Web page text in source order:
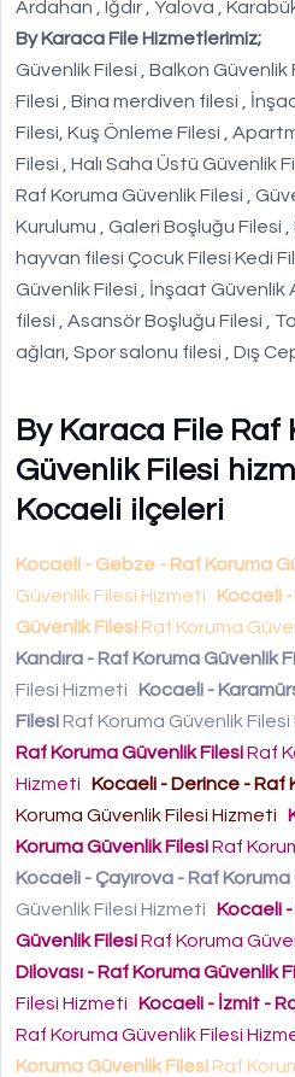
Ardahan , Iğdır , Yalova ,
By Karaca File Hizmetlerimiz;
Güvenlik Filesi , Balkon Güvenlik
Filesi , Bina merdiven filesi ,
Filesi, Kuş Önleme Filesi ,
Filesi , Halı Saha Üstü Güvenlik
Raf Koruma Güvenlik Filesi ,
Kurulumu , Galeri Boşluğu Filesi ,
hayvan filesi Çocuk Filesi Kedi
Güvenlik Filesi , İnşaat Güvenlik
filesi , Asansör Boşluğu Filesi ,
ağları, Spor salonu filesi , Dış
By Karaca File Raf
Güvenlik Filesi
Kocaeli ilçeleri
Kocaeli - Gebze - Raf Koruma
Güvenlik Filesi Hizmeti
Kocaeli
Güvenlik Filesi Raf Koruma
Kandıra - Raf Koruma Güvenlik
Filesi Hizmeti
Kocaeli -
FilesiRaf Koruma Güvenlik Filesi
Raf Koruma Güvenlik FilesiRaf
Hizmeti
Kocaeli - Derince - Raf
Koruma Güvenlik Filesi Hizmeti
Koruma Güvenlik FilesiRaf
Kocaeli - Çayırova - Raf
Güvenlik Filesi Hizmeti
Kocaeli -
Güvenlik FilesiRaf Koruma
Dilovası - Raf Koruma Güvenlik
Filesi Hizmeti
Kocaeli - İzmit -
Raf Koruma Güvenlik Filesi
Koruma Güvenlik Filesi Raf